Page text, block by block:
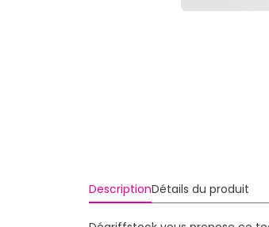
DescriptionDétails du produit